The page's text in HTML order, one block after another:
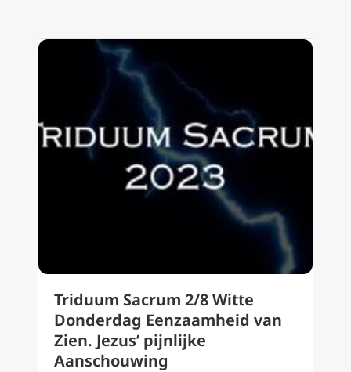
Triduum Sacrum 2/8 Witte
Donderdag Eenzaamheid van
Zien. Jezus’ pijnlijke
Aanschouwing